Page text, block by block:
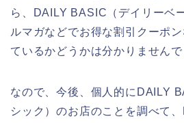
ら、DAILY BASIC（デイリーベ
ルマガなどでお得な割引クーポ
ているかどうかは分かりませんで
なので、今後、個人的にDAILY
シック）のお店のことを調べて